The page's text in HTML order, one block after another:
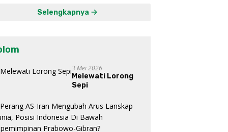
Mataraman
Selengkapnya
3 Mei 2026
Melewati Lorong
Sepi